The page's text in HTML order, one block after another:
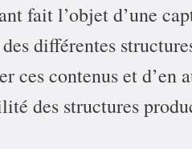
fait l’objet d’une
différentes
ces contenus et
des structures